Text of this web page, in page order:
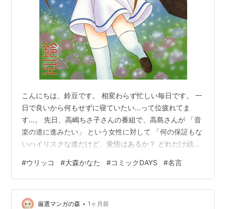
こんにちは、鈴豆です。 相変わらず忙しい毎日です。 一
日で良いから何もせずに寝ていたい…って位疲れてま
す…。 先日、高嶋ちさ子さんの番組で、高島さんが 「音
楽の道に進みたい」 という女性に対して 「何の保証もな
いハイリスクな道だけど、覚悟はあるか？ どれだけ頑張
頑張ったのにその中は不公平じゃないですか？』って言
ってはいけない。 不公平じゃない。 世の中のほとんどの
人は『好きじゃない事を仕事にしている』んだから」 と
答えられていました。 すっごく納得な半面… 高島さんが
#ウリッコ #大森かなた #コミックDAYS #名言
厳選マンガの森 • 1ヶ月前